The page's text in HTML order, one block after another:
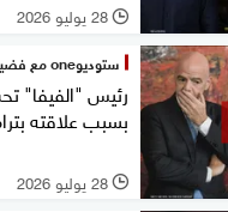
l 28 يوليو 2026
ستوديوone مع فضيلة
رئيس "الفيفا"
بسبب علاقته
l 28 يوليو 2026